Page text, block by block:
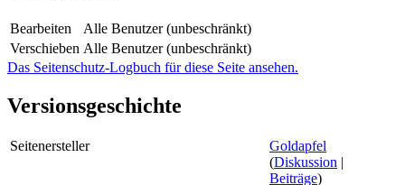
Bearbeiten
Alle Benutzer (unbeschränkt)
Verschieben Alle Benutzer (unbeschränkt)
Das Seitenschutz-Logbuch für diese Seite ansehen.
Versionsgeschichte
Seitenersteller
Goldapfel
(Diskussion
Beiträge)